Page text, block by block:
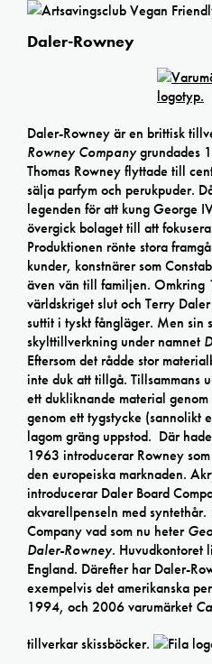
Daler-Rowney
Daler-Rowney är en brittisk
Rowney Companygrundades
Thomas Rowney flyttade till
sälja parfym och perukpuder.
legenden för att kung George
övergick bolaget till att
Produktionen rönte stora
kunder, konstnärer som
även vän till familjen. Omkring
världskriget slut och Terry
suttit i tyskt fångläger. Men sin
skylttillverkning under namnet
Eftersom det rådde stor
inte duk att tillgå. Tillsammans
ett dukliknande material
genom ett tygstycke (sannolikt
lagom gräng uppstod. Där
1963 introducerar Rowney
den europeiska marknaden.
introducerar Daler Board
akvarellpenseln med
Company vad som nu heter
Daler-Rowney. Huvudkontoret
England. Därefter har Daler-
exempelvis det amerikanska
1994, och 2006 varumärket
tillverkar skissböcker.